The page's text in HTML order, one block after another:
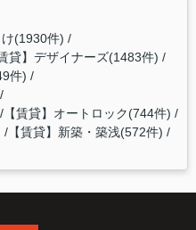
け(1930件)
貸】デザイナーズ(1483件)
件)
【賃貸】オートロック(744件)
【賃貸】新築・築浅(572件)